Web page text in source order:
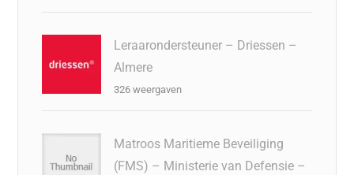
Leraarondersteuner – Driessen –
Almere
326 weergaven
Matroos Maritieme Beveiliging
(FMS) – Ministerie van Defensie –